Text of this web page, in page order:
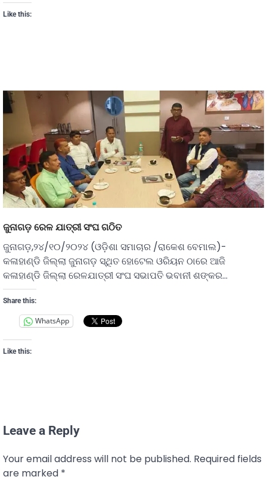
Like this:
ଜୁନାଗଡ଼ ରେଳ ଯାତ୍ରୀ ସଂଘ ଗଠିତ
ଜୁନାଗଡ଼,୨୪/୧୦/୨୦୨୪ (ଓଡ଼ିଶା ସମାଚାର /ରାକେଶ ବେମାଲ)-
କଳାହାଣ୍ଡି ଜିଲ୍ଲା ଜୁନାଗଡ଼ ସ୍ଥିତ ହୋଟେଲ ଓରିୟନ ଠାରେ ଆଜି
କଳାହାଣ୍ଡି ଜିଲ୍ଲା ରେଳଯାତ୍ରୀ ସଂଘ ସଭାପତି ଭବାନୀ ଶଙ୍କର…
Share this:
WhatsApp
Like this:
Leave a Reply
Your email address will not be published. Required fields
are marked *